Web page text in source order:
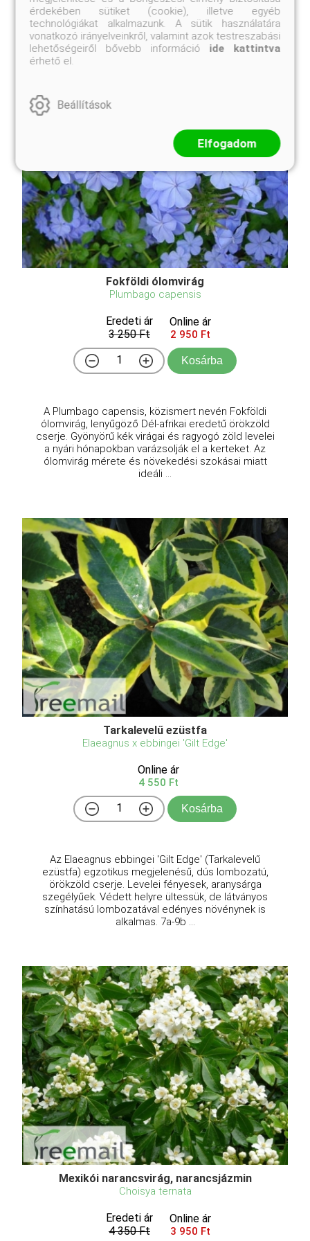
díszítéséhez, konténeres elhelyezéshez vagy
színes sövények kialakít ...
Fokföldi ólomvirág
Plumbago capensis
Eredeti ár
3 250 Ft
Online ár
2 950 Ft
Kosárba
A Plumbago capensis, közismert nevén Fokföldi
ólomvirág, lenyűgöző Dél-afrikai eredetű örökzöld
cserje. Gyönyörű kék virágai és ragyogó zöld levelei
a nyári hónapokban varázsolják el a kerteket. Az
ólomvirág mérete és növekedési szokásai miatt
ideáli ...
Tarkalevelű ezüstfa
Elaeagnus x ebbingei 'Gilt Edge'
Online ár
4 550 Ft
Kosárba
Az Elaeagnus ebbingei 'Gilt Edge' (Tarkalevelű
ezüstfa) egzotikus megjelenésű, dús lombozatú,
örökzöld cserje. Levelei fényesek, aranysárga
szegélyűek. Védett helyre ültessük, de látványos
színhatású lombozatával edényes növénynek is
alkalmas. 7a-9b ...
Mexikói narancsvirág, narancsjázmin
Choisya ternata
Eredeti ár
4 350 Ft
Online ár
3 950 Ft
érdekében sütiket (cookie), illetve egyéb
technológiákat alkalmazunk. A sütik használatára
vonatkozó irányelveinkről, valamint azok testreszabási
lehetőségeiről bővebb információ ide kattintva
érhető el.
Beállítások
Elfogadom